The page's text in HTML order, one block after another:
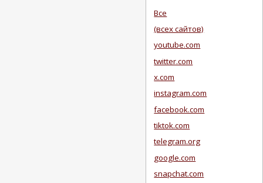
Все
(всех сайтов)
youtube.com
twitter.com
x.com
instagram.com
facebook.com
tiktok.com
telegram.org
google.com
snapchat.com